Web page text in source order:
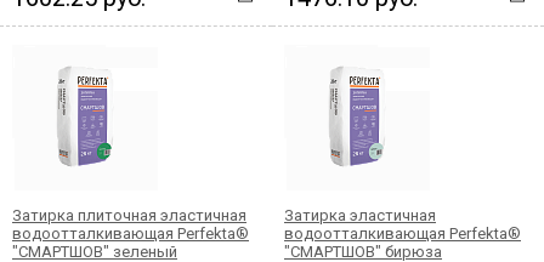
Затирка плиточная эластичная
водоотталкивающая Perfekta®
"СМАРТШОВ" зеленый
Затирка эластичная
водоотталкивающая Perfekta®
"СМАРТШОВ" бирюза